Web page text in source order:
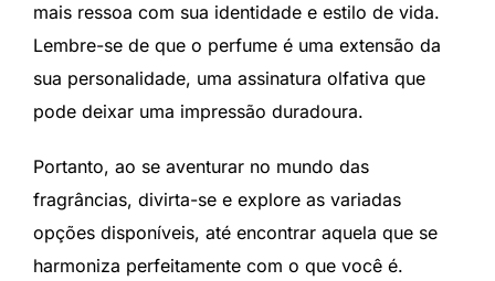
mais ressoa com sua identidade e estilo de vida.
Lembre-se de que o perfume é uma extensão da
sua personalidade, uma assinatura olfativa que
pode deixar uma impressão duradoura.
Portanto, ao se aventurar no mundo das
fragrâncias, divirta-se e explore as variadas
opções disponíveis, até encontrar aquela que se
harmoniza perfeitamente com o que você é.